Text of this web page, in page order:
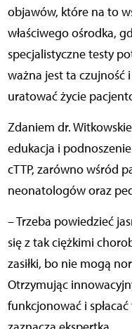
objawów, które na to
właściwego ośrodka,
specjalistyczne testy
ważna jest ta czujność
uratować życie
Zdaniem dr.
edukacja i
cTTP, zarówno wśród
neonatologów oraz
– Trzeba powiedzieć
się z tak ciężkimi
zasiłki, bo nie mogą
Otrzymując
funkcjonować i